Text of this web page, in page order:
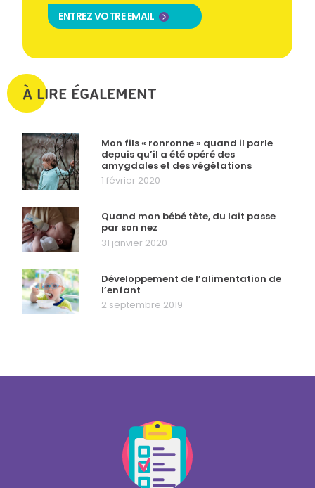
ENTREZ VOTRE EMAIL
À LIRE ÉGALEMENT
Mon fils « ronronne » quand il parle
depuis qu’il a été opéré des
amygdales et des végétations
1 février 2020
Quand mon bébé tète, du lait passe
par son nez
31 janvier 2020
Développement de l’alimentation de
l’enfant
2 septembre 2019